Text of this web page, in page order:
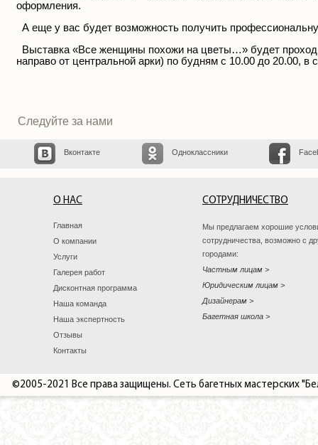
оформления.
А еще у вас будет возможность получить
Выставка «Все женщины похожи на цветы…» будет
направо от центральной арки) по будням с 10.00 до 20.00,
Следуйте за нами
Вконтакте Одноклассники
О НАС
Главная
О компании
Услуги
Галерея работ
Дисконтная программа
Наша команда
Наша экспертность
Отзывы
Контакты
СОТРУДНИЧЕСТВО
Мы предлагаем хорошие
сотрудничества, возможно с
городами:
Частным лицам
Юридическим лицам
Дизайнерам
Багетная школа
©2005-2021 Все права защищены. Сеть багетных мастерских